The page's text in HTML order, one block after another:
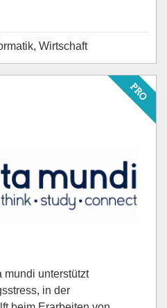
Wirtschaft
PRO
mundi unterstützt
in der